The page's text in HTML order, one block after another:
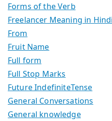
Forms of the Verb
Freelancer Meaning in Hindi
From
Fruit Name
Full form
Full Stop Marks
Future IndefiniteTense
General Conversations
General knowledge